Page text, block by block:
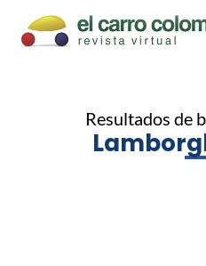
Resultados de